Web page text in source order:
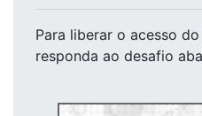
Para liberar o acesso do
responda ao desafio